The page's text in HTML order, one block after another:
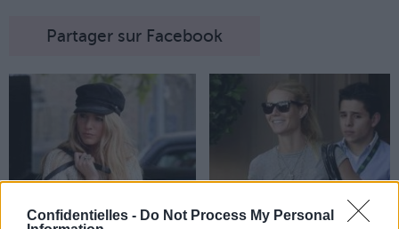
Confidentielles - Do Not Process My Personal
Partager sur Facebook